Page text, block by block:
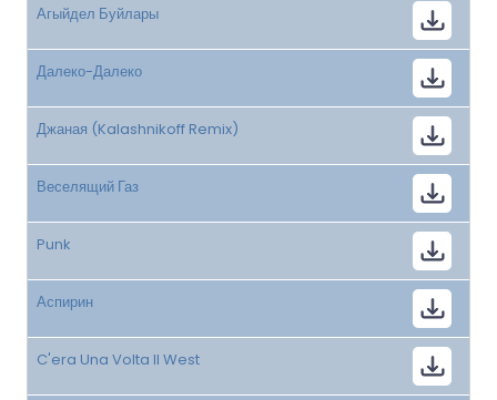
Агыйдел Буйлары
Далеко-Далеко
Джаная (Kalashnikoff Remix)
Веселящий Газ
Punk
Аспирин
C'era Una Volta Il West